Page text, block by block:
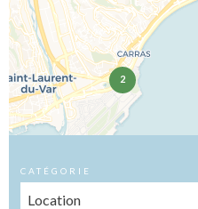
2
CATÉGORIE
Location